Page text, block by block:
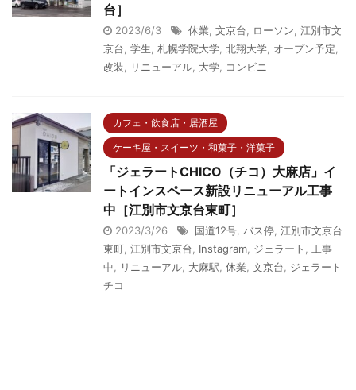
台］
2023/6/3 休業, 文京台, ローソン, 江別市文
京台, 学生, 札幌学院大学, 北翔大学, オープン予定,
改装, リニューアル, 大学, コンビニ
カフェ・飲食店・居酒屋
ケーキ屋・スイーツ・和菓子・洋菓子
「ジェラートCHICO（チコ）大麻店」イ
ートインスペース新設リニューアル工事
中［江別市文京台東町］
2023/3/26 国道12号, バス停, 江別市文京台
東町, 江別市文京台, Instagram, ジェラート , 工事
中, リニューアル, 大麻駅, 休業, 文京台, ジェラート
チコ